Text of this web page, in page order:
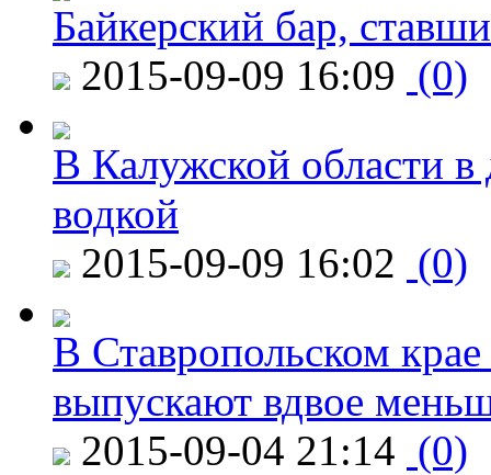
Байкерский бар,
2015-09-09 16:09 (0)
В Калужской области в
водкой
2015-09-09 16:02 (0)
В Ставропольском
выпускают вдвое
2015-09-04 21:14 (0)